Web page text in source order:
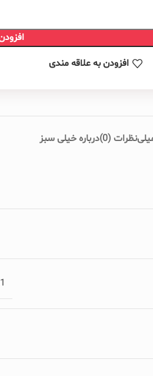
افزودن به علاقه مندی
نظرات (0) درباره خیلی سبز